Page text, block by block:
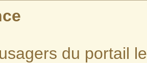
du portail